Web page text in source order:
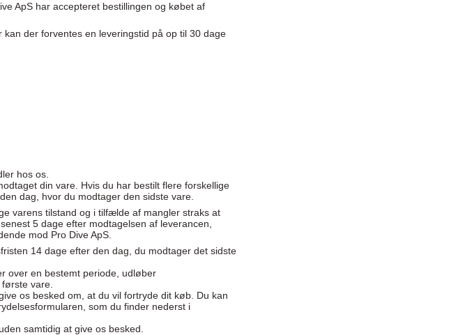
ApS har accepteret bestillingen og købet af
der forventes en leveringstid på op til 30 dage
hos os.
din vare. Hvis du har bestilt flere forskellige
dag, hvor du modtager den sidste vare.
varens tilstand og i tilfælde af mangler straks at
5 dage efter modtagelsen af leverancen,
mod Pro Dive ApS.
14 dage efter den dag, du modtager det sidste
over en bestemt periode, udløber
vare.
os besked om, at du vil fortryde dit køb. Du kan
som du finder nederst i
samtidig at give os besked.